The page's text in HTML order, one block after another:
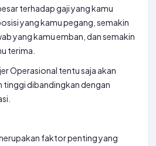
terhadap gaji yang kamu
yang kamu pegang, semakin
yang kamu emban, dan semakin
terima.
Operasional tentu saja akan
tinggi dibandingkan dengan
faktor penting yang